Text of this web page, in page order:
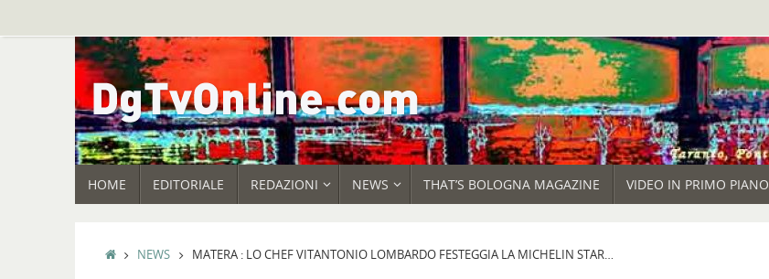
HOME EDITORIALE REDAZIONI NEWS THAT’S BOLOGNA MAGAZINE VIDEO IN PRIMO PIANO
HOMENEWS MATERA : LO CHEF VITANTONIO LOMBARDO FESTEGGIA LA MICHELIN STAR…